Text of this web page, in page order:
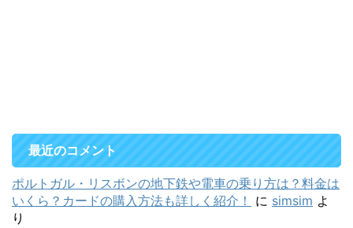
最近のコメント
ポルトガル・リスボンの地下鉄や電車の乗り方は？料金は
いくら？カードの購入方法も詳しく紹介！
に simsim よ
り